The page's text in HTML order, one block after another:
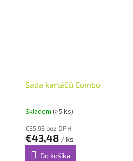
Sada kartáčů Combo
Skladem (>5 ks)
€35,93 bez DPH
€43,48 / ks
Do košíka